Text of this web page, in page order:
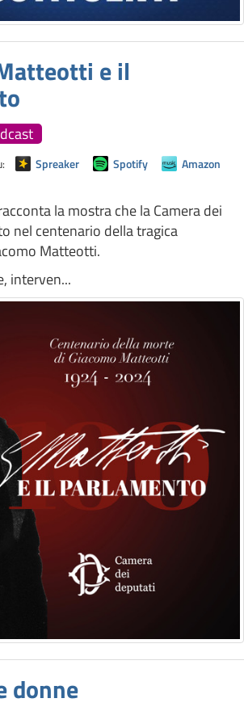
e il
Spreaker Spotify
Amazon
la mostra che la Camera dei
nel centenario della tragica
Matteotti.
interven...
donne